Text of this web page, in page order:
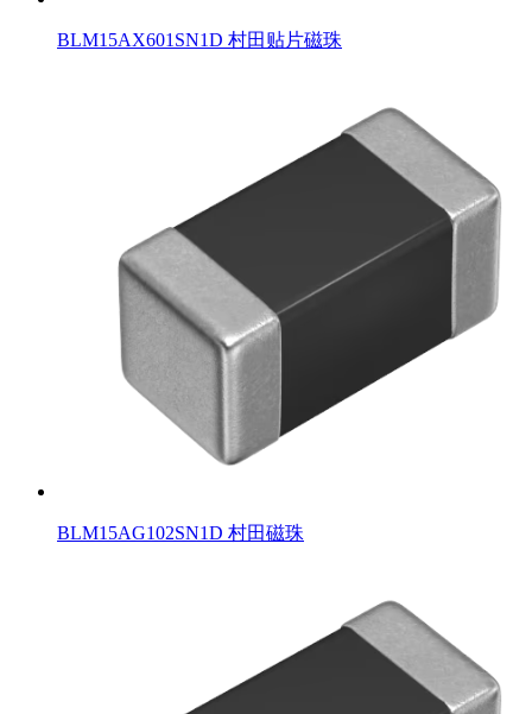
BLM15AX601SN1D 村田贴片磁珠
BLM15AG102SN1D 村田磁珠